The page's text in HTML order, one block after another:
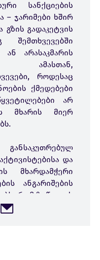
სანქციების
– ჯარიმები ხშირ
გზის გადაკეტვის
არასაკმარის
ამასთან,
როდესაც
ქმედებები
არ
მხარის მიერ
და
მხარდამჭერი
ანგარიშების
რომ ზეწოლის
არა მხოლოდ